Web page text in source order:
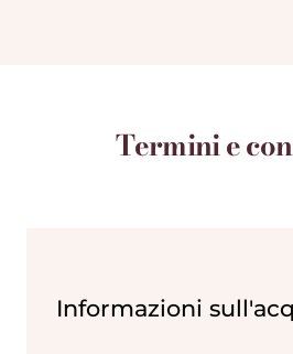
Termini e
Informazioni